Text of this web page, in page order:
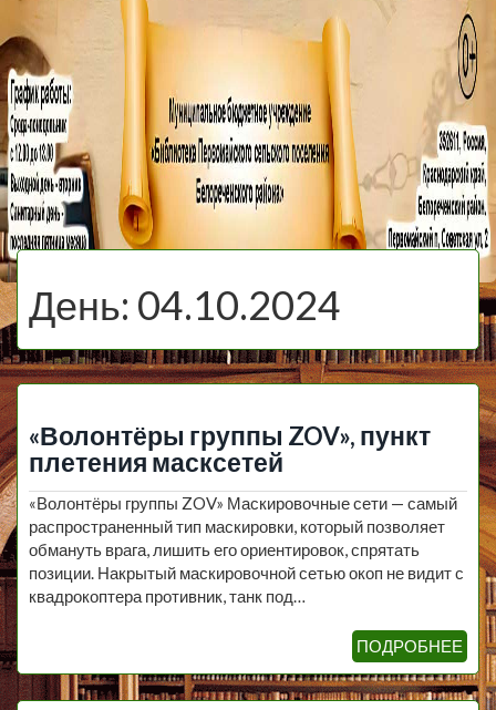
МБУ Библиотека
Первомайского
Сельского
Поселения
День: 04.10.2024
«Волонтёры группы ZOV», пункт
плетения масксетей
«Волонтёры группы ZOV» Маскировочные сети — самый
распространенный тип маскировки, который позволяет
обмануть врага, лишить его ориентировок, спрятать
позиции. Накрытый маскировочной сетью окоп не видит с
квадрокоптера противник, танк под…
ПОДРОБНЕЕ